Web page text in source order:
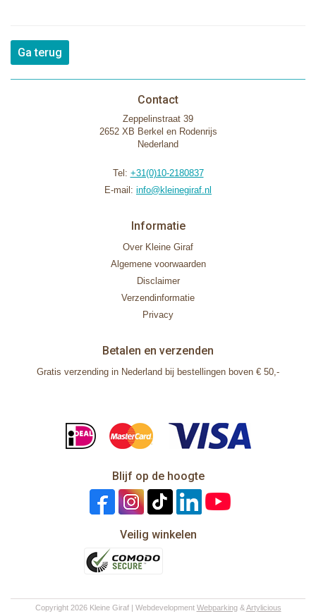
Ga terug
Contact
Zeppelinstraat 39
2652 XB Berkel en Rodenrijs
Nederland
Tel: +31(0)10-2180837
E-mail: info@kleinegiraf.nl
Informatie
Over Kleine Giraf
Algemene voorwaarden
Disclaimer
Verzendinformatie
Privacy
Betalen en verzenden
Gratis verzending in Nederland bij bestellingen boven € 50,-
Blijf op de hoogte
Veilig winkelen
Copyright 2026 Kleine Giraf | Webdevelopment Webparking&Artylicious